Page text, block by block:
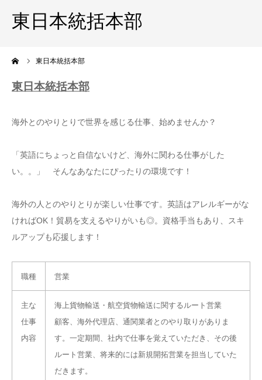
東日本統括本部
東日本統括本部
東日本統括本部
海外とのやりとりで世界を感じる仕事、始めませんか？
「英語にちょっと自信ないけど、海外に関わる仕事がした
い。。」 そんなあなたにぴったりの環境です！
海外の人とのやりとりが楽しい仕事です。 英語はアレルギーがな
ければOK！貿易を支えるやりがいも◎。 資格手当もあり、スキ
ルアップも応援します！
職種 営業
主な
仕事
内容
海上貨物輸送・航空貨物輸送に関するルート営業
顧客、海外代理店、通関業者とのやり取りがありま
す。一定期間、社内で仕事を覚えていただき、その後
ルート営業、将来的には新規開拓営業を担当していた
だきます。